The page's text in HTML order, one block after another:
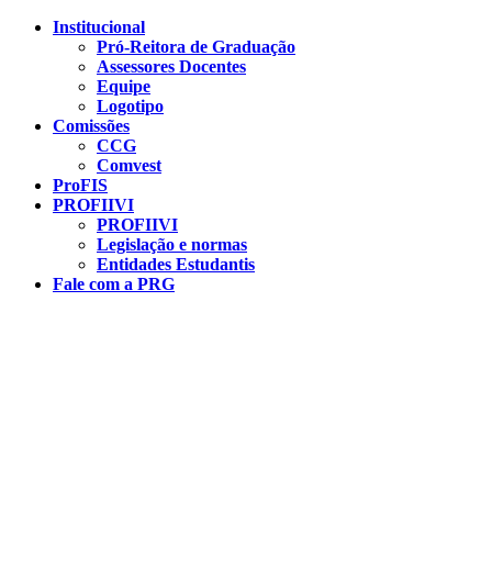
Conteúdo principal
Institucional
Pró-Reitora de Graduação
Assessores Docentes
Equipe
Logotipo
Comissões
CCG
Comvest
ProFIS
PROFIIVI
PROFIIVI
Legislação e normas
Entidades Estudantis
Fale com a PRG